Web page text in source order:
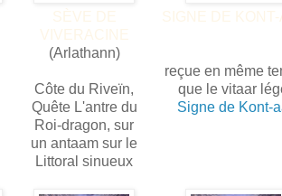
SÈVE DE
VIVERACINE
(Arlathann)
Côte du Riveïn,
Quête L'antre du
Roi-dragon, sur
un antaam sur le
Littoral sinueux
SIGNE DE
reçue en même
que le vitaar
Signe de Kont-